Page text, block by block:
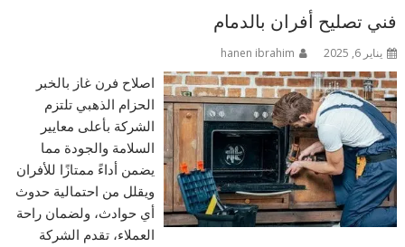
فني تصليح أفران بالدمام
يناير 6, 2025 hanen ibrahim
اصلاح فرن غاز بالخبر
الحزام الذهبي تلتزم
الشركة بأعلى معايير
السلامة والجودة مما
يضمن أداءً ممتازًا للأفران
ويقلل من احتمالية حدوث
أي حوادث، ولضمان راحة
العملاء، تقدم الشركة